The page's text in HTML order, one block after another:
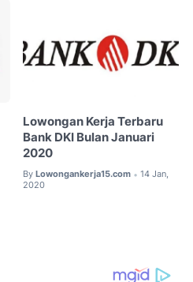
Lowongan Kerja Terbaru
Bank DKI Bulan Januari
2020
By Lowongankerja15.com • 14 Jan,
2020